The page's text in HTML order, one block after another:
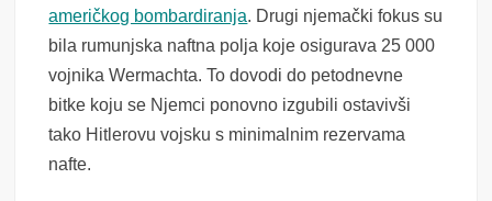
američkog bombardiranja. Drugi njemački fokus su
bila rumunjska naftna polja koje osigurava 25 000
vojnika Wermachta. To dovodi do petodnevne
bitke koju se Njemci ponovno izgubili ostavivši
tako Hitlerovu vojsku s minimalnim rezervama
nafte.